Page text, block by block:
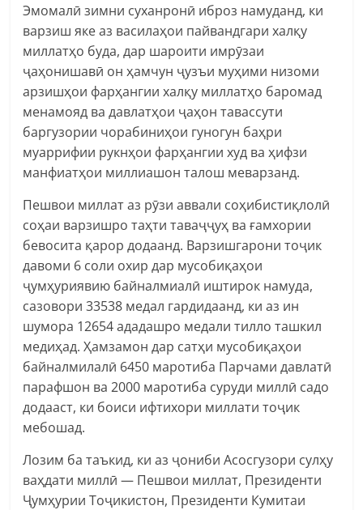
Эмомалӣ зимни суханронӣ иброз намуданд, ки
варзиш яке аз василаҳои пайвандгари халқу
миллатҳо буда, дар шароити имрӯзаи
ҷаҳонишавӣ он ҳамчун ҷузъи муҳими низоми
арзишҳои фарҳангии халқу миллатҳо баромад
менамояд ва давлатҳои ҷаҳон тавассути
баргузории чорабиниҳои гуногун баҳри
муаррифии рукнҳои фарҳангии худ ва ҳифзи
манфиатҳои миллиашон талош меварзанд.
Пешвои миллат аз рӯзи аввали соҳибистиқлолӣ
соҳаи варзишро таҳти таваҷҷуҳ ва ғамхории
бевосита қарор додаанд. Варзишгарони тоҷик
давоми 6 соли охир дар мусобиқаҳои
ҷумҳуриявию байналмиалӣ иштирок намуда,
сазовори 33538 медал гардидаанд, ки аз ин
шумора 12654 ададашро медали тилло ташкил
медиҳад. Ҳамзамон дар сатҳи мусобиқаҳои
байналмилалӣ 6450 маротиба Парчами давлатӣ
парафшон ва 2000 маротиба суруди миллӣ садо
додааст, ки боиси ифтихори миллати тоҷик
мебошад.
Лозим ба таъкид, ки аз ҷониби Асосгузори сулҳу
ваҳдати миллӣ — Пешвои миллат, Президенти
Ҷумҳурии Тоҷикистон, Президенти Кумитаи